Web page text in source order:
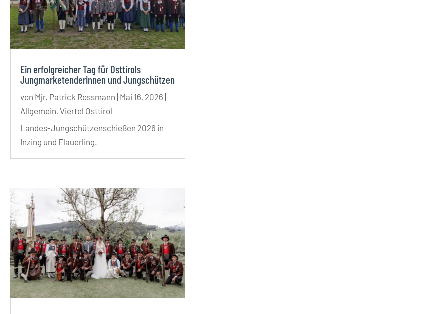
Ein erfolgreicher Tag für Osttirols
Jungmarketenderinnen und Jungschützen
von Mjr. Patrick Rossmann | Mai 16, 2026 |
Allgemein, Viertel Osttirol
Landes-Jungschützenschießen 2026 in
Inzing und Flauerling.